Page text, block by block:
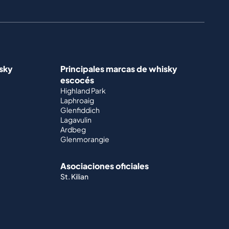
Principales marcas de whisky
escocés
Highland Park
Laphroaig
Glenfiddich
Lagavulin
Ardbeg
Glenmorangie
Asociaciones oficiales
St. Kilian